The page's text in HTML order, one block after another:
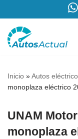
Saltar
Inicio »Autos
monoplaza eléctrico
UNAM
monoplaza